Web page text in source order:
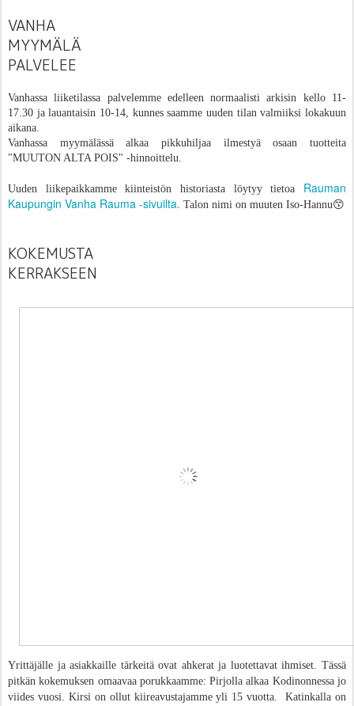
VANHA
MYYMÄLÄ
PALVELEE
Vanhassa liiketilassa palvelemme edelleen normaalisti arkisin kello 11-
17.30 ja lauantaisin 10-14, kunnes saamme uuden tilan valmiiksi lokakuun
aikana.
Vanhassa myymälässä alkaa pikkuhiljaa ilmestyä osaan tuotteita
"MUUTON ALTA POIS" -hinnoittelu.
Uuden liikepaikkamme kiinteistön historiasta löytyy tietoa Rauman
Kaupungin Vanha Rauma -sivuilta. Talon nimi on muuten Iso-Hannu😙
KOKEMUSTA
KERRAKSEEN
Yrittäjälle ja asiakkaille tärkeitä ovat ahkerat ja luotettavat ihmiset. Tässä
pitkän kokemuksen omaavaa porukkaamme: Pirjolla alkaa Kodinonnessa jo
viides vuosi. Kirsi on ollut kiireavustajamme yli 15 vuotta. Katinkalla on